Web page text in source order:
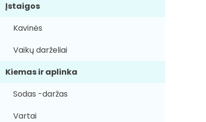
Įstaigos
Kavinės
Vaikų darželiai
Kiemas ir aplinka
Sodas -daržas
Vartai